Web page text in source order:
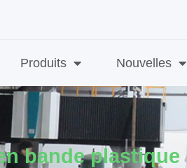
Produits Nouvelles
bande plastique